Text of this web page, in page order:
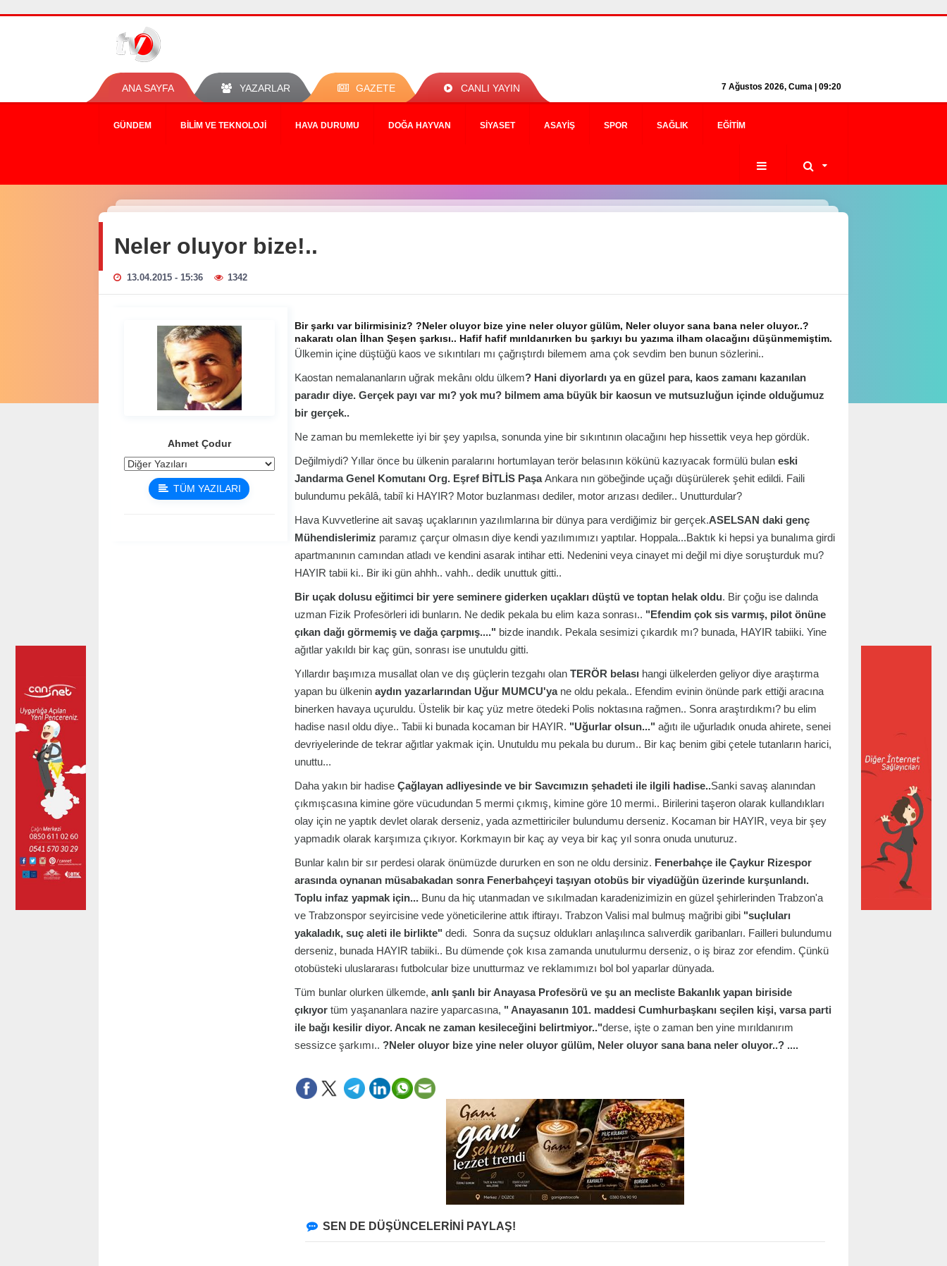
ANA SAYFA YAZARLAR GAZETE CANLI YAYIN 7 Ağustos 2026, Cuma | 09:20
GÜNDEM BILIM VE TEKNOLOJI HAVA DURUMU DOĞA HAYVAN SIYASET ASAYIŞ SPOR SAĞLIK EĞITIM
Neler oluyor bize!..
13.04.2015 - 15:36 1342
Ahmet Çodur
TÜM YAZILARI
Bir şarkı var bilirmisiniz? ?Neler oluyor bize yine neler oluyor gülüm, Neler oluyor sana bana neler oluyor..?
nakaratı olan İlhan Şeşen şarkısı.. Hafif hafif mırıldanırken bu şarkıyı bu yazıma ilham olacağını düşünmemiştim.
Ülkemin içine düştüğü kaos ve sıkıntıları mı çağrıştırdı bilemem ama çok sevdim ben bunun sözlerini..
Kaostan nemalananların uğrak mekânı oldu ülkem? Hani diyorlardı ya en güzel para, kaos zamanı kazanılan
paradır diye. Gerçek payı var mı? yok mu? bilmem ama büyük bir kaosun ve mutsuzluğun içinde olduğumuz
bir gerçek..
Ne zaman bu memlekette iyi bir şey yapılsa, sonunda yine bir sıkıntının olacağını hep hissettik veya hep gördük.
Değilmiydi? Yıllar önce bu ülkenin paralarını hortumlayan terör belasının kökünü kazıyacak formülü bulan eski
Jandarma Genel Komutanı Org. Eşref BİTLİS PaşaAnkara nın göbeğinde uçağı düşürülerek şehit edildi. Faili
bulundumu pekâlâ, tabiî ki HAYIR? Motor buzlanması dediler, motor arızası dediler.. Unutturdular?
Hava Kuvvetlerine ait savaş uçaklarının yazılımlarına bir dünya para verdiğimiz bir gerçek.ASELSAN daki genç
Mühendislerimiz paramız çarçur olmasın diye kendi yazılımımızı yaptılar. Hoppala...Baktık ki hepsi ya bunalıma girdi
apartmanının camından atladı ve kendini asarak intihar etti. Nedenini veya cinayet mi değil mi diye soruşturduk mu?
HAYIR tabii ki.. Bir iki gün ahhh.. vahh.. dedik unuttuk gitti..
Bir uçak dolusu eğitimci bir yere seminere giderken uçakları düştü ve toptan helak oldu. Bir çoğu ise dalında
uzman Fizik Profesörleri idi bunların. Ne dedik pekala bu elim kaza sonrası.. "Efendim çok sis varmış, pilot önüne
çıkan dağı görmemiş ve dağa çarpmış...." bizde inandık. Pekala sesimizi çıkardık mı? bunada, HAYIR tabiiki. Yine
ağıtlar yakıldı bir kaç gün, sonrası ise unutuldu gitti.
Yıllardır başımıza musallat olan ve dış güçlerin tezgahı olan TERÖR belasıhangi ülkelerden geliyor diye araştırma
yapan bu ülkenin aydın yazarlarından Uğur MUMCU'yane oldu pekala.. Efendim evinin önünde park ettiği aracına
binerken havaya uçuruldu. Üstelik bir kaç yüz metre ötedeki Polis noktasına rağmen.. Sonra araştırdıkmı? bu elim
hadise nasıl oldu diye.. Tabii ki bunada kocaman bir HAYIR. "Uğurlar olsun..." ağıtı ile uğurladık onuda ahirete, senei
devriyelerinde de tekrar ağıtlar yakmak için. Unutuldu mu pekala bu durum.. Bir kaç benim gibi çetele tutanların harici,
unuttu...
Daha yakın bir hadise Çağlayan adliyesinde ve bir Savcımızın şehadeti ile ilgili hadise..Sanki savaş alanından
çıkmışcasına kimine göre vücudundan 5 mermi çıkmış, kimine göre 10 mermi.. Birilerini taşeron olarak kullandıkları
olay için ne yaptık devlet olarak derseniz, yada azmettiriciler bulundumu derseniz. Kocaman bir HAYIR, veya bir şey
yapmadık olarak karşımıza çıkıyor. Korkmayın bir kaç ay veya bir kaç yıl sonra onuda unuturuz.
Bunlar kalın bir sır perdesi olarak önümüzde dururken en son ne oldu dersiniz. Fenerbahçe ile Çaykur Rizespor
arasında oynanan müsabakadan sonra Fenerbahçeyi taşıyan otobüs bir viyadüğün üzerinde kurşunlandı.
Toplu infaz yapmak için...Bunu da hiç utanmadan ve sıkılmadan karadenizimizin en güzel şehirlerinden Trabzon'a
ve Trabzonspor seyircisine vede yöneticilerine attık iftirayı. Trabzon Valisi mal bulmuş mağribi gibi "suçluları
yakaladık, suç aleti ile birlikte" dedi. Sonra da suçsuz oldukları anlaşılınca salıverdik garibanları. Failleri bulundumu
derseniz, bunada HAYIR tabiiki.. Bu dümende çok kısa zamanda unutulurmu derseniz, o iş biraz zor efendim. Çünkü
otobüsteki uluslararası futbolcular bize unutturmaz ve reklamımızı bol bol yaparlar dünyada.
Tüm bunlar olurken ülkemde, anlı şanlı bir Anayasa Profesörü ve şu an mecliste Bakanlık yapan biriside
çıkıyortüm yaşananlara nazire yaparcasına, " Anayasanın 101. maddesi Cumhurbaşkanı seçilen kişi, varsa parti
ile bağı kesilir diyor. Ancak ne zaman kesileceğini belirtmiyor.."derse, işte o zaman ben yine mırıldanırım
sessizce şarkımı.. ?Neler oluyor bize yine neler oluyor gülüm, Neler oluyor sana bana neler oluyor..? ....
SEN DE DÜŞÜNCELERİNİ PAYLAŞ!